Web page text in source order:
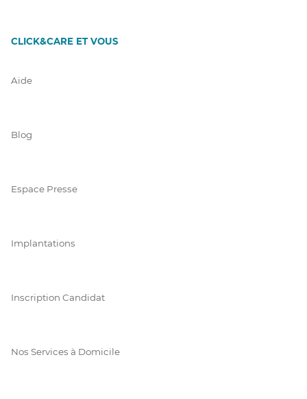
CLICK&CARE ET VOUS
Aide
Blog
Espace Presse
Implantations
Inscription Candidat
Nos Services à Domicile